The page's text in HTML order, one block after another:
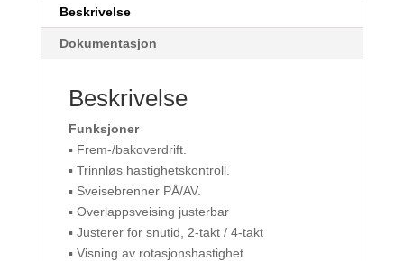
Beskrivelse
Dokumentasjon
Beskrivelse
Funksjoner
▪ Frem-/bakoverdrift.
▪ Trinnløs hastighetskontroll.
▪ Sveisebrenner PÅ/AV.
▪ Overlappsveising justerbar
▪ Justerer for snutid, 2-takt / 4-takt
▪ Visning av rotasjonshastighet